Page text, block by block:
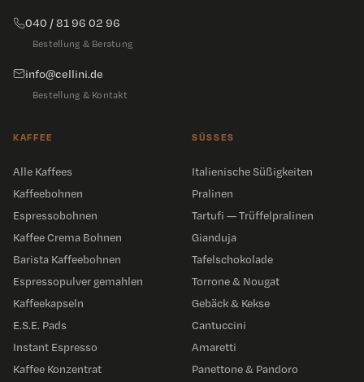
040 / 81 96 02 96
Bestellung & Beratung
info@cellini.de
Bestellung & Kontakt
KAFFEE
Alle Kaffees
Kaffeebohnen
Espressobohnen
Kaffee Crema Bohnen
Barista Kaffeebohnen
Espressopulver gemahlen
Kaffeekapseln
E.S.E. Pads
Instant Espresso
Kaffee Konzentrat
SÜSSES
Italienische Süßigkeiten
Pralinen
Tartufi — Trüffelpralinen
Gianduja
Tafelschokolade
Torrone & Nougat
Gebäck & Kekse
Cantuccini
Amaretti
Panettone & Pandoro